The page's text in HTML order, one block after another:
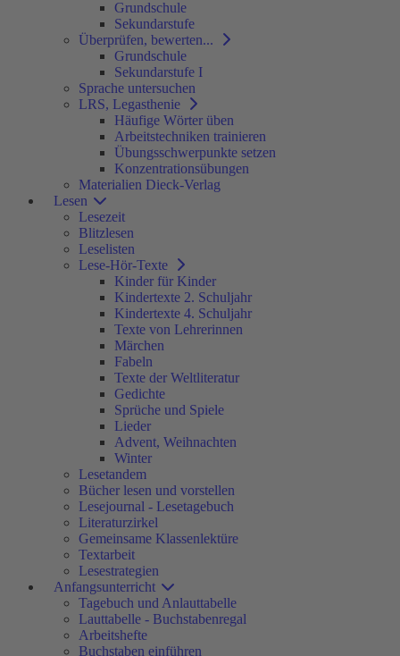
Grundschule
Sekundarstufe
Überprüfen, bewerten...
Grundschule
Sekundarstufe I
Sprache untersuchen
LRS, Legasthenie
Häufige Wörter üben
Arbeitstechniken trainieren
Übungsschwerpunkte setzen
Konzentrationsübungen
Materialien Dieck-Verlag
Lesen
Lesezeit
Blitzlesen
Leselisten
Lese-Hör-Texte
Kinder für Kinder
Kindertexte 2. Schuljahr
Kindertexte 4. Schuljahr
Texte von Lehrerinnen
Märchen
Fabeln
Texte der Weltliteratur
Gedichte
Sprüche und Spiele
Lieder
Advent, Weihnachten
Winter
Lesetandem
Bücher lesen und vorstellen
Lesejournal - Lesetagebuch
Literaturzirkel
Gemeinsame Klassenlektüre
Textarbeit
Lesestrategien
Anfangsunterricht
Tagebuch und Anlauttabelle
Lauttabelle - Buchstabenregal
Arbeitshefte
Buchstaben einführen